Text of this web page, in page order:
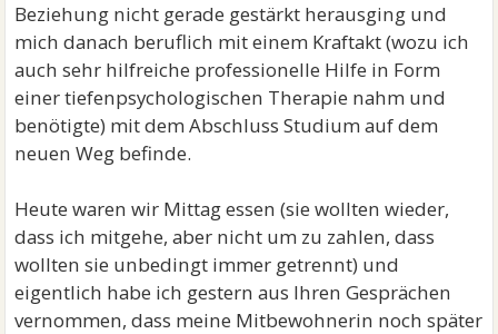
Beziehung nicht gerade gestärkt herausging und
mich danach beruflich mit einem Kraftakt (wozu ich
auch sehr hilfreiche professionelle Hilfe in Form
einer tiefenpsychologischen Therapie nahm und
benötigte) mit dem Abschluss Studium auf dem
neuen Weg befinde.
Heute waren wir Mittag essen (sie wollten wieder,
dass ich mitgehe, aber nicht um zu zahlen, dass
wollten sie unbedingt immer getrennt) und
eigentlich habe ich gestern aus Ihren Gesprächen
vernommen, dass meine Mitbewohnerin noch später